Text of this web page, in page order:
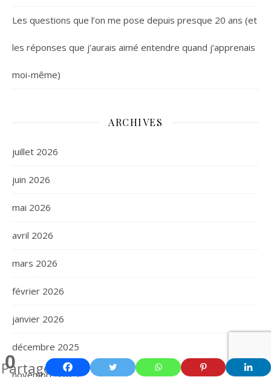
0
Partages
Les questions que l’on me pose depuis presque 20 ans (et
les réponses que j’aurais aimé entendre quand j’apprenais
moi-même)
ARCHIVES
juillet 2026
juin 2026
mai 2026
avril 2026
mars 2026
février 2026
janvier 2026
décembre 2025
novembre 2025